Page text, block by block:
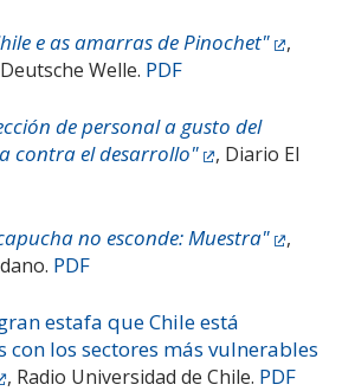
e as amarras de Pinochet"
,
Welle. PDF
de personal a gusto del
contra el desarrollo"
, Diario El
no esconde: Muestra"
,
PDF
estafa que Chile está
con los sectores más vulnerables
, Radio Universidad de Chile. PDF